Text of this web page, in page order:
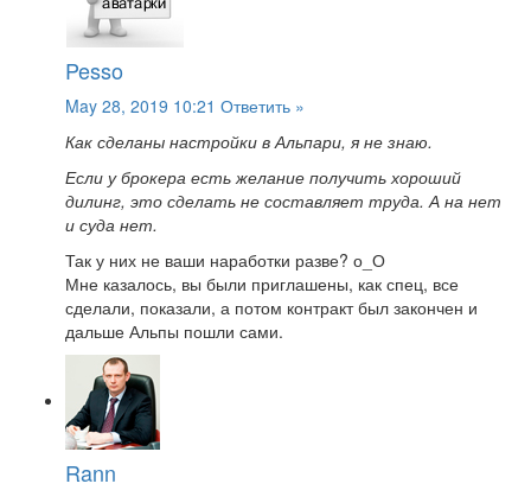
Pesso
May 28, 2019 10:21 Ответить »
Как сделаны настройки в Альпари, я не знаю.
Если у брокера есть желание получить хороший
дилинг, это сделать не составляет труда. А на нет
и суда нет.
Так у них не ваши наработки разве? о_О
Мне казалось, вы были приглашены, как спец, все
сделали, показали, а потом контракт был закончен и
дальше Альпы пошли сами.
Rann